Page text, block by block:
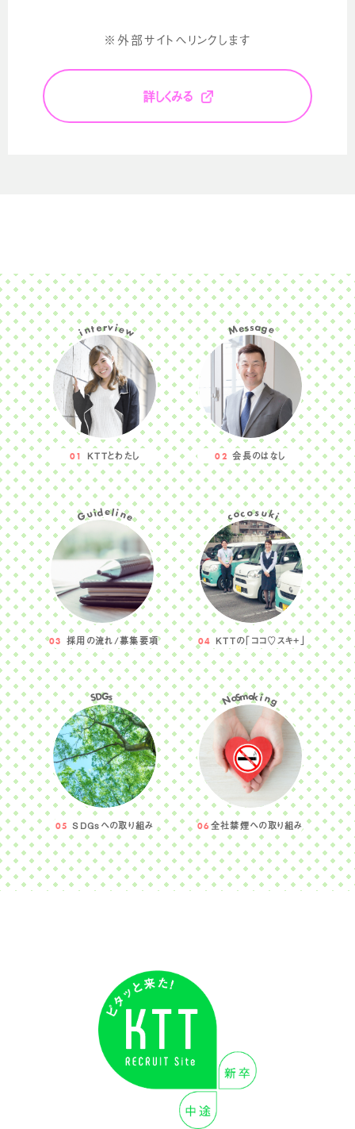
※外部サイトへリンクします
詳しくみる
interview
01 KTTとわたし
Message
02 会長のはなし
Guideline
03 採用の流れ/募集要項
cocosuk
i
04 KTTの｢ココ♡スキ+｣
SDGs
05 SDGsへの取り組み
NoSmoking
06全社禁煙への取り組み